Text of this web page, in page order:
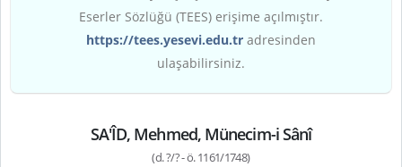
Eserler Sözlüğü (TEES) erişime açılmıştır.
https://tees.yesevi.edu.tr adresinden
ulaşabilirsiniz.
SA'ÎD, Mehmed, Münecim-i Sânî
(d. ?/? - ö. 1161/1748)